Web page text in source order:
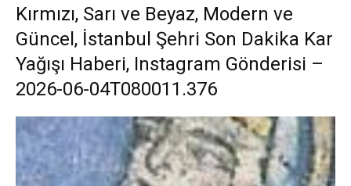
Kırmızı, Sarı ve Beyaz, Modern ve
Güncel, İstanbul Şehri Son Dakika Kar
Yağışı Haberi, Instagram Gönderisi –
2026-06-04T080011.376